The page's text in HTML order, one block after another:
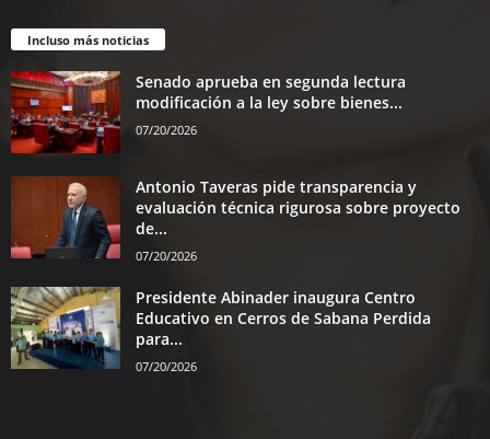
Incluso más noticias
Senado aprueba en segunda lectura
modificación a la ley sobre bienes...
07/20/2026
Antonio Taveras pide transparencia y
evaluación técnica rigurosa sobre proyecto
de...
07/20/2026
Presidente Abinader inaugura Centro
Educativo en Cerros de Sabana Perdida
para...
07/20/2026